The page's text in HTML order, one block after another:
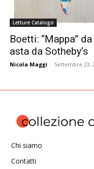
Letture Catalogo
Boetti: “Mappa”
asta da Sotheby’s
Nicola Maggi - Settembre 23,
Chi siamo
Contatti